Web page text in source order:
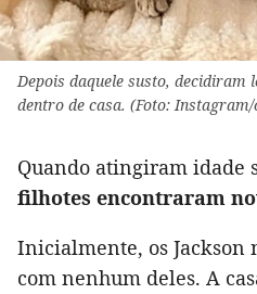
Depois daquele susto,
dentro de casa. (Foto:
Quando atingiram idade
filhotes encontraram
Inicialmente, os Jackson
com nenhum deles. A